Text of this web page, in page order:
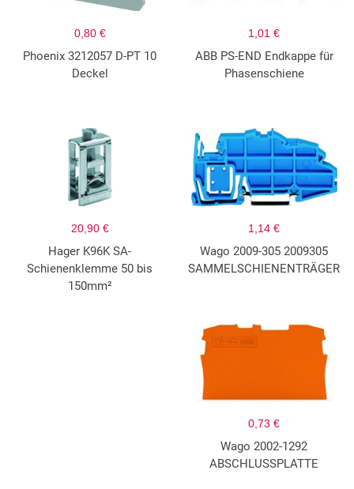
0,80 €
Phoenix 3212057 D-PT 10
Deckel
1,01 €
ABB PS-END Endkappe für
Phasenschiene
20,90 €
Hager K96K SA-
Schienenklemme 50 bis
150mm²
1,14 €
Wago 2009-305 2009305
SAMMELSCHIENENTRÄGER
0,73 €
Wago 2002-1292
ABSCHLUSSPLATTE